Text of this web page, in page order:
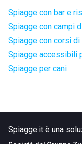
Spiagge con bar e
Spiagge con campi
Spiagge con corsi
Spiagge accessibili
Spiagge per cani
Spiagge.it è una